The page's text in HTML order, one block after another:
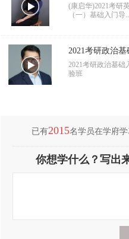
（一）基础入门
(康启华)2021考研
（一）基础入门导
2021考研政治基
导学
2021考研政治基础
验班
(付海悦)2021考
（二）基础入门
(付海悦)2021考研英
（二）基础入门导
（一）基础入
(康启华)2021考研
（一）基础入门导
已有2015名学员在学府学
你想学什么？写出